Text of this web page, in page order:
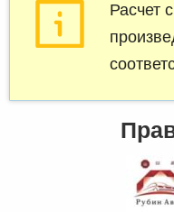
Расчет